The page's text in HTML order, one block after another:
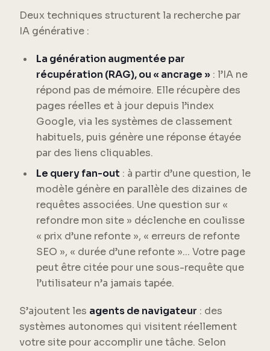
Deux techniques structurent la recherche par
IA générative :
La génération augmentée par
récupération (RAG), ou « ancrage » : l’IA ne
répond pas de mémoire. Elle récupère des
pages réelles et à jour depuis l’index
Google, via les systèmes de classement
habituels, puis génère une réponse étayée
par des liens cliquables.
Le query fan-out : à partir d’une question, le
modèle génère en parallèle des dizaines de
requêtes associées. Une question sur «
refondre mon site » déclenche en coulisse
« prix d’une refonte », « erreurs de refonte
SEO », « durée d’une refonte »... Votre page
peut être citée pour une sous-requête que
l’utilisateur n’a jamais tapée.
S’ajoutent les agents de navigateur : des
systèmes autonomes qui visitent réellement
votre site pour accomplir une tâche. Selon